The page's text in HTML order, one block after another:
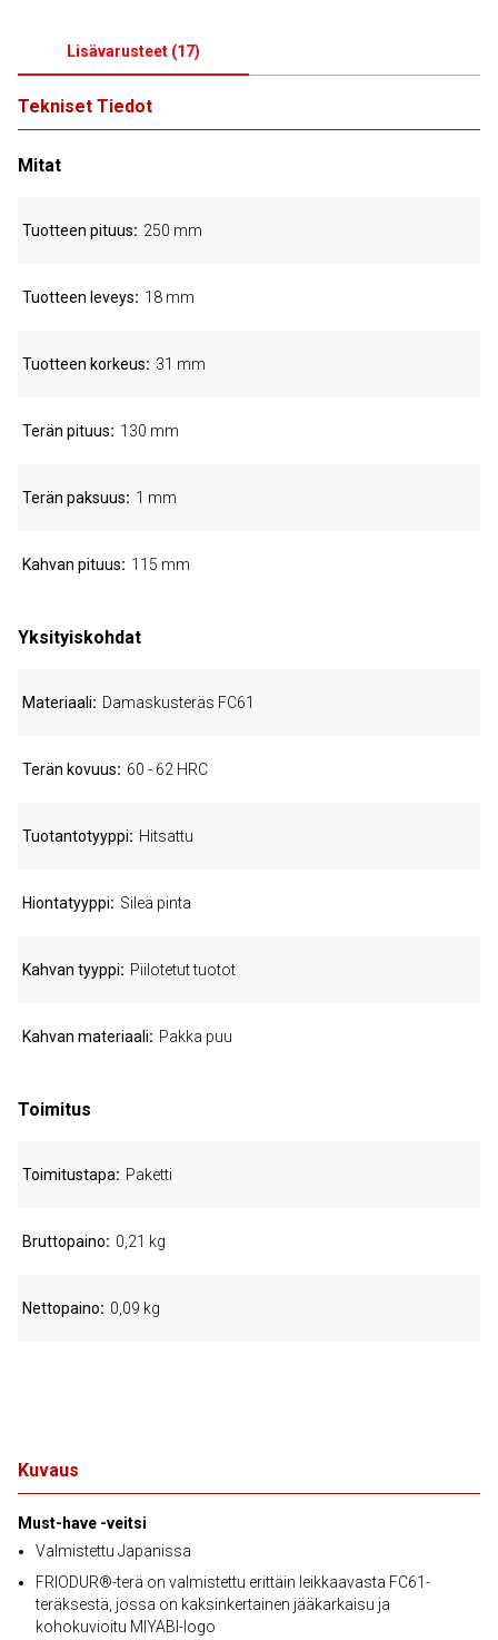
Lisävarusteet (17)
Kuvaus
Must-have -veitsi
Valmistettu Japanissa
FRIODUR®-terä on valmistettu erittäin leikkaavasta FC61-
teräksestä, jossa on kaksinkertainen jääkarkaisu ja
kohokuvioitu MIYABI-logo
Tekniset Tiedot
Mitat
Tuotteen pituus 250 mm
Tuotteen leveys 18 mm
Tuotteen korkeus 31 mm
Terän pituus 130 mm
Terän paksuus 1 mm
Kahvan pituus 115 mm
Yksityiskohdat
Materiaali Damaskusteräs FC61
Terän kovuus 60 - 62 HRC
Tuotantotyyppi Hitsattu
Hiontatyyppi Sileä pinta
Kahvan tyyppi Piilotetut tuotot
Kahvan materiaali Pakka puu
Toimitus
Toimitustapa Paketti
Bruttopaino 0,21 kg
Nettopaino 0,09 kg